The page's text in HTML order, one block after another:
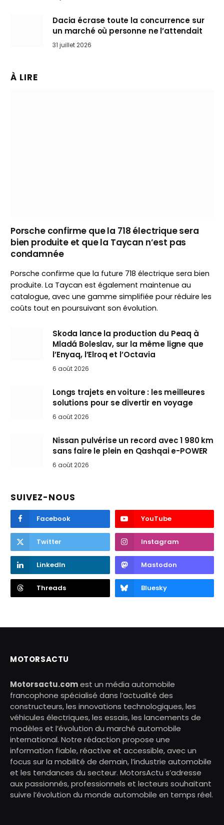
Dacia écrase toute la concurrence sur
un marché où personne ne l’attendait
31 juillet 2026
À LIRE
Porsche confirme que la 718 électrique sera
bien produite et que la Taycan n’est pas
condamnée
Porsche confirme que la future 718 électrique sera bien
produite. La Taycan est également maintenue au
catalogue, avec une gamme simplifiée pour réduire les
coûts tout en poursuivant son évolution.
Skoda lance la production du Peaq à
Mladá Boleslav, sur la même ligne que
l’Enyaq, l’Elroq et l’Octavia
6 août 2026
Longs trajets en voiture : les meilleures
solutions pour se divertir en voyage
6 août 2026
Nissan pulvérise un record avec 1 980 km
sans faire le plein en Qashqai e-POWER
6 août 2026
SUIVEZ-NOUS
Facebook YouTube
Twitter Instagram
LinkedIn Mastodon
Threads Bluesky
MOTORSACTU
Motorsactu.comest un média automobile
francophone spécialisé dans l’actualité des
constructeurs, les innovations technologiques, les
véhicules électriques, les essais, les lancements de
modèles et l’évolution du marché automobile
international. Notre rédaction propose une
information fiable, réactive et accessible, avec un
focus sur la mobilité de demain, l’industrie automobile
et les tendances du secteur. MotorsActu s’adresse
aux passionnés, professionnels et lecteurs souhaitant
suivre l’évolution du monde automobile en temps réel.